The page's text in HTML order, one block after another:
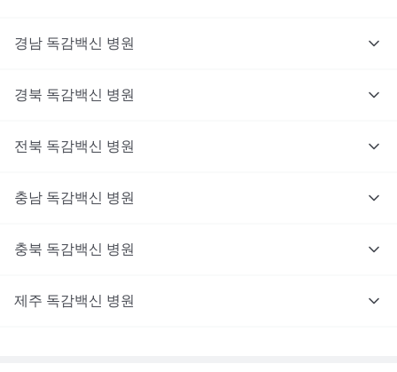
경남 독감백신 병원
경북 독감백신 병원
전북 독감백신 병원
충남 독감백신 병원
충북 독감백신 병원
제주 독감백신 병원